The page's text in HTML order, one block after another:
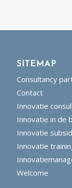
SITEMAP
Consultancy
Contact
Innovatie
Innovatie in de
Innovatie
Innovatie
Welcome